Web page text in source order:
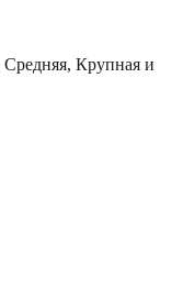
Средняя, Крупная и